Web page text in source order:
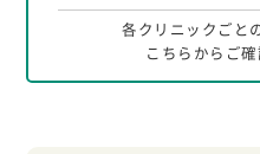
各クリニックごと
こちらからご